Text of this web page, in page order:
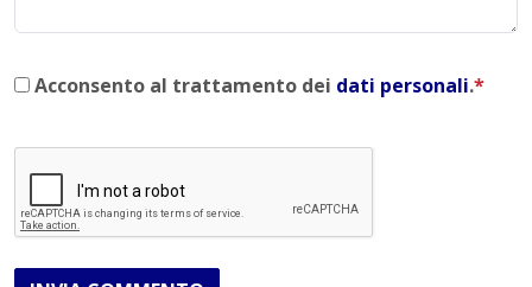
Acconsento al trattamento dei dati personali.*